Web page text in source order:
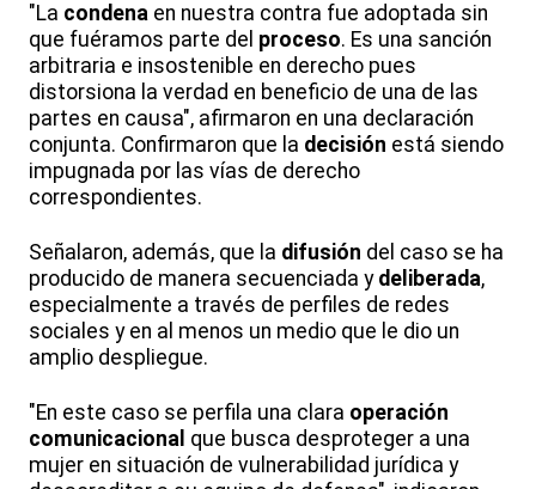
"La condena en nuestra contra fue adoptada sin
que fuéramos parte del proceso. Es una sanción
arbitraria e insostenible en derecho pues
distorsiona la verdad en beneficio de una de las
partes en causa", afirmaron en una declaración
conjunta. Confirmaron que la decisión está siendo
impugnada por las vías de derecho
correspondientes.
Señalaron, además, que la difusión del caso se ha
producido de manera secuenciada y deliberada,
especialmente a través de perfiles de redes
sociales y en al menos un medio que le dio un
amplio despliegue.
"En este caso se perfila una clara operación
comunicacional que busca desproteger a una
mujer en situación de vulnerabilidad jurídica y